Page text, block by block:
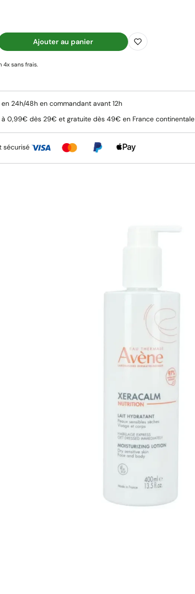
Ajouter au panier
4x sans frais.
en 24h/48h en commandant avant 12h
à 0,99€ dès 29€ et gratuite dès 49€ en France continentale
sécurisé